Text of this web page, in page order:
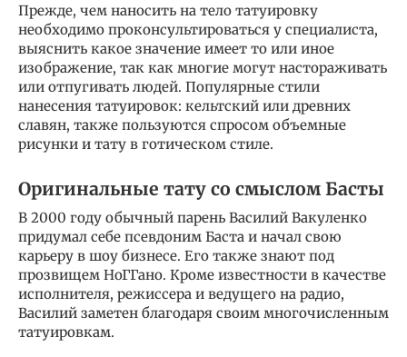
Прежде, чем наносить на тело татуировку
необходимо проконсультироваться у специалиста,
выяснить какое значение имеет то или иное
изображение, так как многие могут настораживать
или отпугивать людей. Популярные стили
нанесения татуировок: кельтский или древних
славян, также пользуются спросом объемные
рисунки и тату в готическом стиле.
Оригинальные тату со смыслом Басты
В 2000 году обычный парень Василий Вакуленко
придумал себе псевдоним Баста и начал свою
карьеру в шоу бизнесе. Его также знают под
прозвищем НоГГано. Кроме известности в качестве
исполнителя, режиссера и ведущего на радио,
Василий заметен благодаря своим многочисленным
татуировкам.